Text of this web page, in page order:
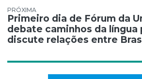
Primeiro dia de Fórum da
debate caminhos da língua
discute relações entre